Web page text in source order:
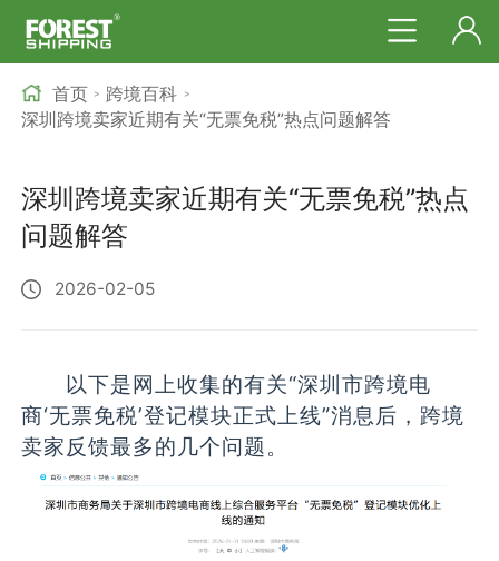
首页 > 跨境百科 >
深圳跨境卖家近期有关“无票免税”热点问题解答
深圳跨境卖家近期有关“无票免税”热点
问题解答
2026-02-05
以下是网上收集的有关“深圳市跨境电
商‘无票免税’登记模块正式上线”消息后，跨境
卖家反馈最多的几个问题。